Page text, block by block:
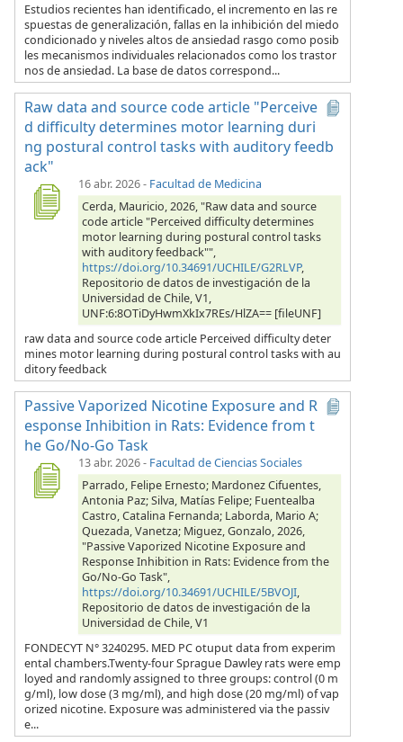
Estudios recientes han identificado, el incremento en las re
spuestas de generalización, fallas en la inhibición del miedo
condicionado y niveles altos de ansiedad rasgo como posib
les mecanismos individuales relacionados como los trastor
nos de ansiedad. La base de datos correspond...
Raw data and source code article "Perceive
d difficulty determines motor learning duri
ng postural control tasks with auditory feedb
ack"
16 abr. 2026- Facultad de Medicina
Cerda, Mauricio, 2026, "Raw data and source
code article "Perceived difficulty determines
motor learning during postural control tasks
with auditory feedback"",
https://doi.org/10.34691/UCHILE/G2RLVP,
Repositorio de datos de investigación de la
Universidad de Chile, V1,
UNF:6:8OTiDyHwmXkIx7REs/HlZA== [fileUNF]
raw data and source code article Perceived difficulty deter
mines motor learning during postural control tasks with au
ditory feedback
Passive Vaporized Nicotine Exposure and R
esponse Inhibition in Rats: Evidence from t
he Go/No-Go Task
13 abr. 2026- Facultad de Ciencias Sociales
Parrado, Felipe Ernesto; Mardonez Cifuentes,
Antonia Paz; Silva, Matías Felipe; Fuentealba
Castro, Catalina Fernanda; Laborda, Mario A;
Quezada, Vanetza; Miguez, Gonzalo, 2026,
"Passive Vaporized Nicotine Exposure and
Response Inhibition in Rats: Evidence from the
Go/No-Go Task",
https://doi.org/10.34691/UCHILE/5BVOJI,
Repositorio de datos de investigación de la
Universidad de Chile, V1
FONDECYT N° 3240295. MED PC otuput data from experim
ental chambers.Twenty-four Sprague Dawley rats were emp
loyed and randomly assigned to three groups: control (0 m
g/ml), low dose (3 mg/ml), and high dose (20 mg/ml) of vap
orized nicotine. Exposure was administered via the passiv
e...